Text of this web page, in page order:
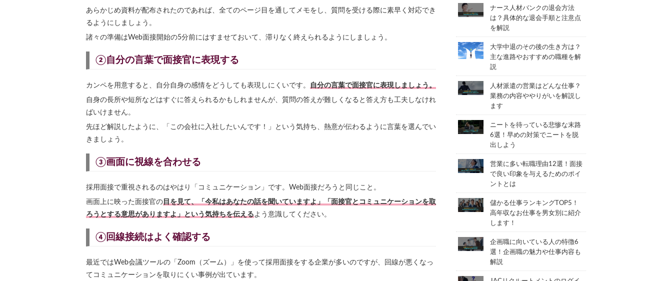
あらかじめ資料が配布されたのであれば、全てのページ目を通してメモをし、質問を受ける際に素早く対応でき
るようにしましょう。
諸々の準備はWeb面接開始の5分前にはすませておいて、滞りなく終えられるようにしましょう。
②自分の言葉で面接官に表現する
カンペを用意すると、自分自身の感情をどうしても表現しにくいです。 自分の言葉で面接官に表現しましょう。
自身の長所や短所などはすぐに答えられるかもしれませんが、質問の答えが難しくなると答え方も工夫しなけれ
ばいけません。
先ほど解説したように、「この会社に入社したいんです！」という気持ち、熱意が伝わるように言葉を選んでい
きましょう。
③画面に視線を合わせる
採用面接で重視されるのはやはり「コミュニケーション」です。Web面接だろうと同じこと。
画面上に映った面接官の 目を見て、「今私はあなたの話を聞いていますよ」「面接官とコミュニケーションを取
ろうとする意思がありますよ」という気持ちを伝える よう意識してください。
④回線接続はよく確認する
最近ではWeb会議ツールの「Zoom（ズーム）」を使って採用面接をする企業が多いのですが、回線が悪くなっ
てコミュニケーションを取りにくい事例が出ています。
ナース人材バンクの退会方法
は？具体的な退会手順と注意点
を解説
大学中退のその後の生き方は？
主な進路やおすすめの職種を解
説
人材派遣の営業はどんな仕事？
業務の内容ややりがいを解説し
ます
ニートを待っている悲惨な末路
6選！早めの対策でニートを脱
出しよう
営業に多い転職理由12選！面接
で良い印象を与えるためのポイ
ントとは
儲かる仕事ランキングTOP5！
高年収なお仕事を男女別に紹介
します！
企画職に向いている人の特徴6
選！企画職の魅力や仕事内容も
解説